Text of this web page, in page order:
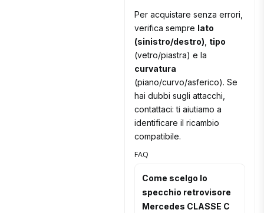
Per acquistare senza errori,
verifica sempre lato
(sinistro/destro) tipo
(vetro/piastra) e la
curvatura
(piano/curvo/asferico). Se
hai dubbi sugli attacchi,
contattaci: ti aiutiamo a
identificare il ricambio
compatibile.
FAQ
Come scelgo lo
specchio retrovisore
Mercedes CLASSE C